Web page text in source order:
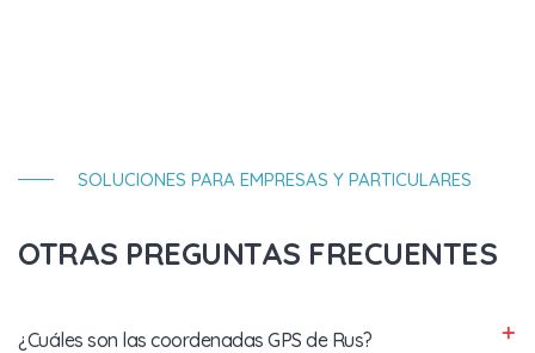
SOLUCIONES PARA EMPRESAS Y PARTICULARES
OTRAS PREGUNTAS FRECUENTES
¿Cuáles son las coordenadas GPS de Rus?